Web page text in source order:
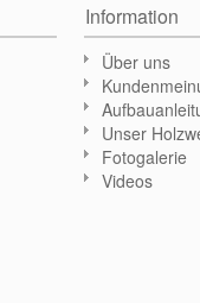
Information
Über uns
Unser
Fotogalerie
Videos